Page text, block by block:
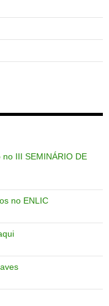
III SEMINÁRIO DE
no ENLIC